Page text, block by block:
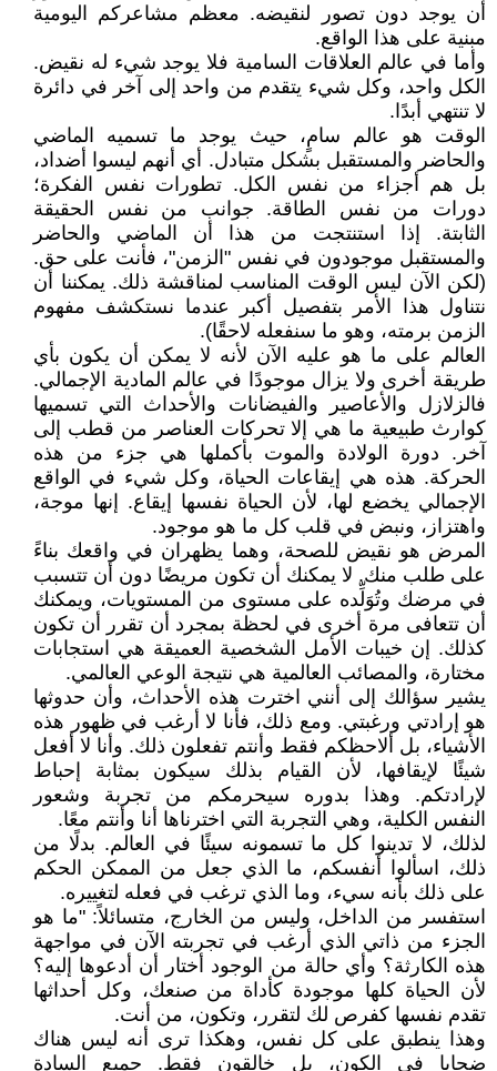
أن يوجد دون تصور لنقيضه. معظم مشاعركم اليومية
مبنية على هذا الواقع.
وأما في عالم العلاقات السامية فلا يوجد شيء له نقيض.
الكل واحد، وكل شيء يتقدم من واحد إلى آخر في دائرة
لا تنتهي أبدًا.
الوقت هو عالم سامٍ، حيث يوجد ما تسميه الماضي
والحاضر والمستقبل بشكل متبادل. أي أنهم ليسوا أضداد،
بل هم أجزاء من نفس الكل. تطورات نفس الفكرة؛
دورات من نفس الطاقة. جوانب من نفس الحقيقة
الثابتة. إذا استنتجت من هذا أن الماضي والحاضر
والمستقبل موجودون في نفس "الزمن"، فأنت على حق.
(لكن الآن ليس الوقت المناسب لمناقشة ذلك. يمكننا أن
نتناول هذا الأمر بتفصيل أكبر عندما نستكشف مفهوم
الزمن برمته، وهو ما سنفعله لاحقًا).
العالم على ما هو عليه الآن لأنه لا يمكن أن يكون بأي
طريقة أخرى ولا يزال موجودًا في عالم المادية الإجمالي.
فالزلازل والأعاصير والفيضانات والأحداث التي تسميها
كوارث طبيعية ما هي إلا تحركات العناصر من قطب إلى
آخر. دورة الولادة والموت بأكملها هي جزء من هذه
الحركة. هذه هي إيقاعات الحياة، وكل شيء في الواقع
الإجمالي يخضع لها، لأن الحياة نفسها إيقاع. إنها موجة،
واهتزاز، ونبض في قلب كل ما هو موجود.
المرض هو نقيض للصحة، وهما يظهران في واقعك بناءً
على طلب منك. لا يمكنك أن تكون مريضًا دون أن تتسبب
في مرضك وتُوَلِّده على مستوى من المستويات، ويمكنك
أن تتعافى مرة أخرى في لحظة بمجرد أن تقرر أن تكون
كذلك. إن خيبات الأمل الشخصية العميقة هي استجابات
مختارة، والمصائب العالمية هي نتيجة الوعي العالمي.
يشير سؤالك إلى أنني اخترت هذه الأحداث، وأن حدوثها
هو إرادتي ورغبتي. ومع ذلك، فأنا لا أرغب في ظهور هذه
الأشياء، بل ألاحظكم فقط وأنتم تفعلون ذلك. وأنا لا أفعل
شيئًا لإيقافها، لأن القيام بذلك سيكون بمثابة إحباط
لإرادتكم. وهذا بدوره سيحرمكم من تجربة وشعور
النفس الكلية، وهي التجربة التي اخترناها أنا وأنتم معًا.
لذلك، لا تدينوا كل ما تسمونه سيئًا في العالم. بدلًا من
ذلك، اسألوا أنفسكم، ما الذي جعل من الممكن الحكم
على ذلك بأنه سيء، وما الذي ترغب في فعله لتغييره.
استفسر من الداخل، وليس من الخارج، متسائلاً: "ما هو
الجزء من ذاتي الذي أرغب في تجربته الآن في مواجهة
هذه الكارثة؟ وأي حالة من الوجود أختار أن أدعوها إليه؟
لأن الحياة كلها موجودة كأداة من صنعك، وكل أحداثها
تقدم نفسها كفرص لك لتقرر، وتكون، من أنت.
وهذا ينطبق على كل نفس، وهكذا ترى أنه ليس هناك
ضحايا في الكون، بل خالقون فقط. جميع السادة